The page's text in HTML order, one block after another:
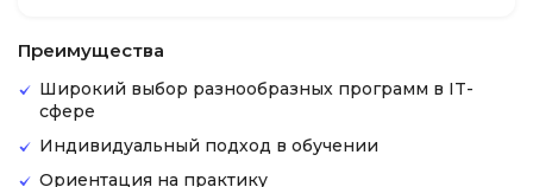
Преимущества
Широкий выбор разнообразных программ в IT-
сфере
Индивидуальный подход в обучении
Ориентация на практику